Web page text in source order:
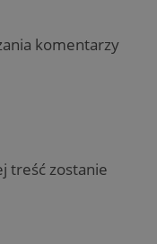
komentarzy
treść zostanie